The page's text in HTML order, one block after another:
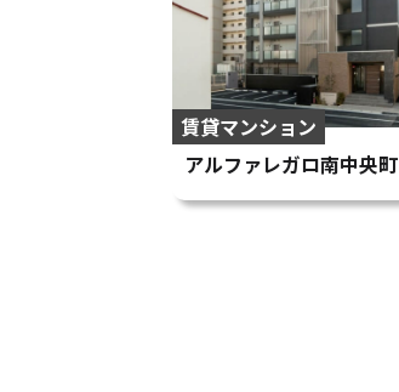
賃貸マンション
アルファレガロ南中央町